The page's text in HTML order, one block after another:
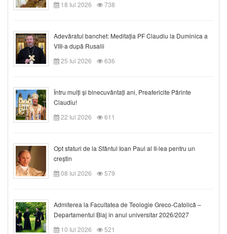
18 Iul 2026
738
Adevăratul banchet: Meditația PF Claudiu la Duminica a
VIII-a după Rusalii
25 Iul 2026
636
Întru mulți și binecuvântați ani, Preafericite Părinte
Claudiu!
22 Iul 2026
611
Opt sfaturi de la Sfântul Ioan Paul al II-lea pentru un
creștin
08 Iul 2026
579
Admiterea la Facultatea de Teologie Greco-Catolică –
Departamentul Blaj în anul universitar 2026/2027
10 Iul 2026
521